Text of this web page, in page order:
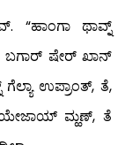
“ಹಾಂಗಾ ಥಾವ್ನ್
ಬಗಾರ್ ಷೇರ್ ಖಾನ್
ಉಪ್ರಾಂತ್, ತೆ,
ಯೇಜಾಯ್ ಮ್ಹಣ್, ತೆ